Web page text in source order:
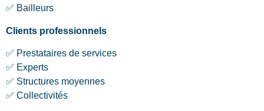
✅ Bailleurs
Clients professionnels
✅ Prestataires de services
✅ Experts
✅ Structures moyennes
✅ Collectivités